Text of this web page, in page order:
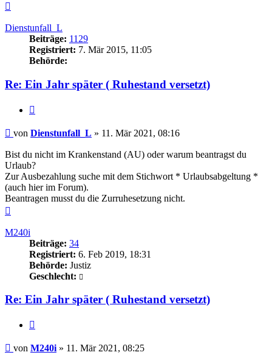
Dienstunfall_L
Beiträge: 1129
Registriert: 7. Mär 2015, 11:05
Behörde:
Re: Ein Jahr später ( Ruhestand versetzt)
Beitrag
von Dienstunfall_L » 11. Mär 2021, 08:16
Bist du nicht im Krankenstand (AU) oder warum beantragst du
Urlaub?
Zur Ausbezahlung suche mit dem Stichwort * Urlaubsabgeltung *
(auch hier im Forum).
Beantragen musst du die Zurruhesetzung nicht.
M240i
Beiträge: 34
Registriert: 6. Feb 2019, 18:31
Behörde: Justiz
Geschlecht:
Re: Ein Jahr später ( Ruhestand versetzt)
Beitrag
von M240i » 11. Mär 2021, 08:25